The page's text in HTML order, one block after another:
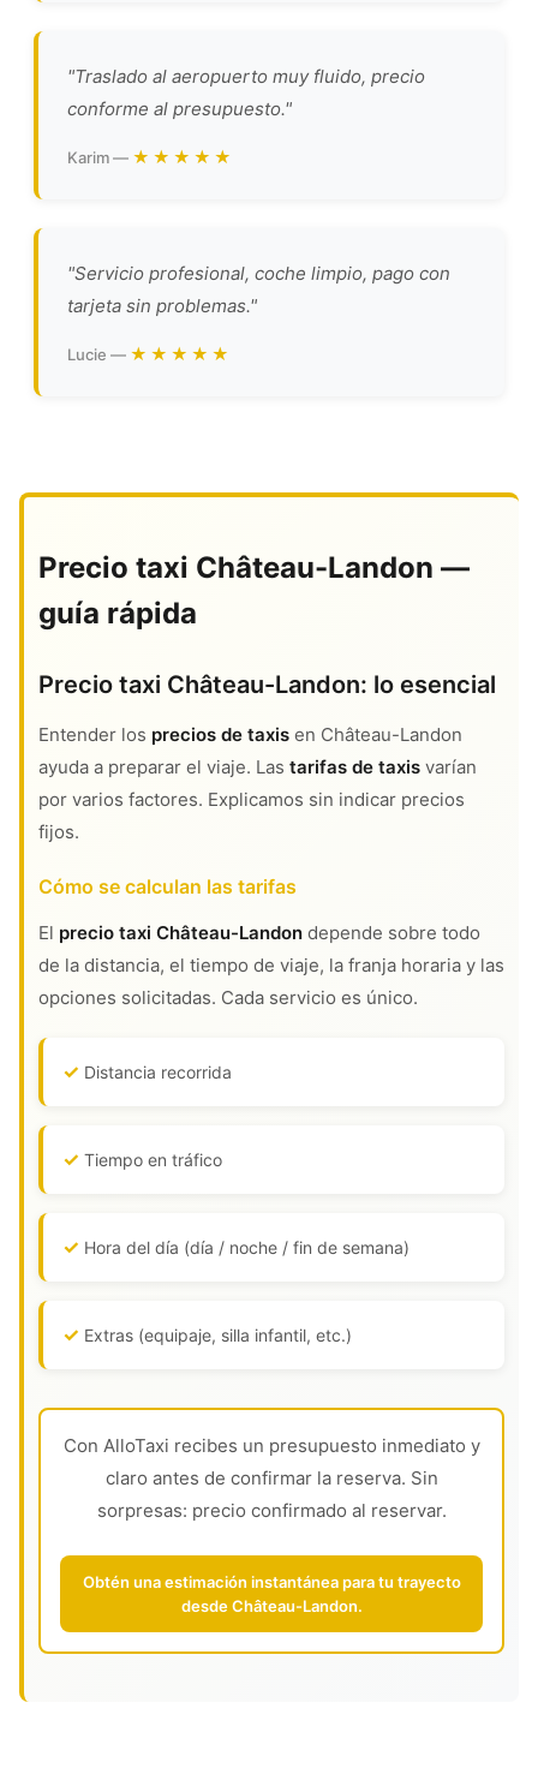
"Traslado al aeropuerto muy fluido, precio
conforme al presupuesto."
Karim — ★★★★★
"Servicio profesional, coche limpio, pago con
tarjeta sin problemas."
Lucie — ★★★★★
Precio taxi Château-Landon —
guía rápida
Precio taxi Château-Landon: lo esencial
Entender los precios de taxis en Château-Landon
ayuda a preparar el viaje. Las tarifas de taxis varían
por varios factores. Explicamos sin indicar precios
fijos.
Cómo se calculan las tarifas
El precio taxi Château-Landon depende sobre todo
de la distancia, el tiempo de viaje, la franja horaria y las
opciones solicitadas. Cada servicio es único.
Distancia recorrida
Tiempo en tráfico
Hora del día (día / noche / fin de semana)
Extras (equipaje, silla infantil, etc.)
Con AlloTaxi recibes un presupuesto inmediato y
claro antes de confirmar la reserva. Sin
sorpresas: precio confirmado al reservar.
Obtén una estimación instantánea para tu trayecto
desde Château-Landon.